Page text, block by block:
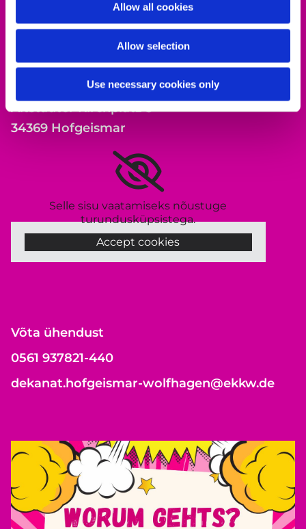
Allow all cookies
Allow selection
Use necessary cookies only
Evangelischer Kirchenkreis Hofgeismar-
Wolfhagen
Altstädter Kirchplatz 5
Altstädter Kirchplatz 5
34369 Hofgeismar
Selle sisu vaatamiseks nõustuge
turundusküpsistega.
Accept cookies
Võta ühendust
0561 937821-440
dekanat.hofgeismar-wolfhagen@ekkw.de